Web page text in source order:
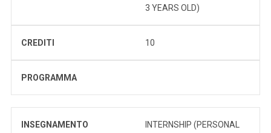
3 YEARS OLD)
CREDITI 10
PROGRAMMA
INSEGNAMENTO
INTERNSHIP (PERSONAL